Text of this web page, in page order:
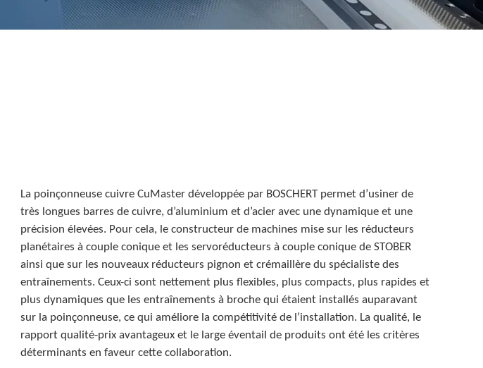
La poinçonneuse cuivre CuMaster développée par BOSCHERT permet d’usiner de
très longues barres de cuivre, d’aluminium et d’acier avec une dynamique et une
précision élevées. Pour cela, le constructeur de machines mise sur les réducteurs
planétaires à couple conique et les servoréducteurs à couple conique de STOBER
ainsi que sur les nouveaux réducteurs pignon et crémaillère du spécialiste des
entraînements. Ceux-ci sont nettement plus flexibles, plus compacts, plus rapides et
plus dynamiques que les entraînements à broche qui étaient installés auparavant
sur la poinçonneuse, ce qui améliore la compétitivité de l’installation. La qualité, le
rapport qualité-prix avantageux et le large éventail de produits ont été les critères
déterminants en faveur cette collaboration.